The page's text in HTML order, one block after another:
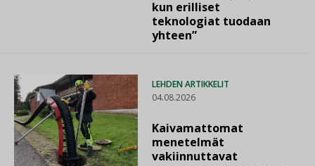
kun erilliset
teknologiat tuodaan
yhteen”
LEHDEN ARTIKKELIT
04.08.2026
Kaivamattomat
menetelmät
vakiinnuttavat